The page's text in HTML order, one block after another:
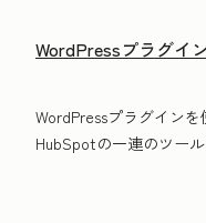
WordPressプラグイン
WordPressプラグイン
HubSpotの一連のツー